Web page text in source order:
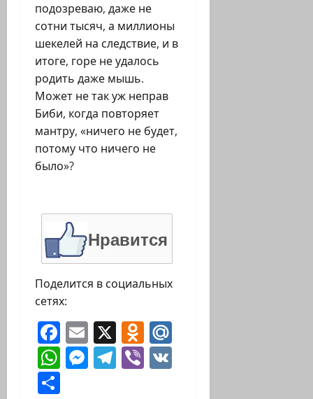
подозреваю, даже не
сотни тысяч, а миллионы
шекелей на следствие, и в
итоге, горе не удалось
родить даже мышь.
Может не так уж неправ
Биби, когда повторяет
мантру, «ничего не будет,
потому что ничего не
было»?
Нравится
Поделится в социальных
сетях:
Facebook
Email
X Odnoklassniki
WhatsApp
Messenger
Telegram
Viber